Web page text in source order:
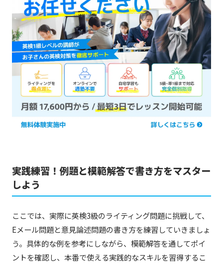
実践練習！例題と模範解答で書き方をマスター
しよう
ここでは、実際に英検3級のライティング問題に挑戦して、
Eメール問題と意見論述問題の書き方を練習していきましょ
う。具体的な例を参考にしながら、模範解答を通してポイ
ントを確認し、本番で使える実践的なスキルを習得するこ